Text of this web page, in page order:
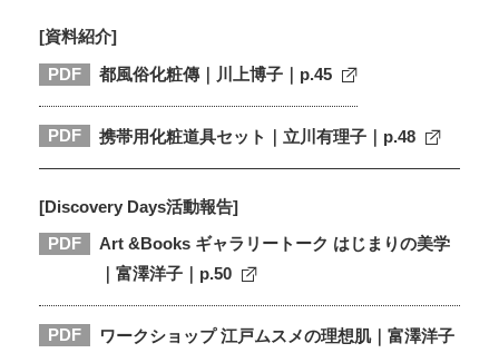
[資料紹介]
PDF
都風俗化粧傳｜川上博子｜p.45
PDF 携帯用化粧道具セット｜立川有理子｜p.48
[Discovery Days活動報告]
PDF
Art &Books ギャラリートーク はじまりの美学
｜富澤洋子｜p.50
PDF
ワークショップ 江戸ムスメの理想肌｜富澤洋子